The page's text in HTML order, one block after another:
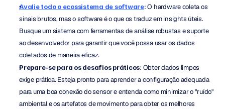
Avalie todo o ecossistema de software: O hardware coleta os
sinais brutos, mas o software é o que os traduz em insights úteis.
Busque um sistema com ferramentas de análise robustas e suporte
ao desenvolvedor para garantir que você possa usar os dados
coletados de maneira eficaz.
Prepare-se para os desafios práticos: Obter dados limpos
exige prática. Esteja pronto para aprender a configuração adequada
para uma boa conexão do sensor e entenda como minimizar o "ruído"
ambiental e os artefatos de movimento para obter os melhores